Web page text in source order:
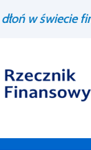
w świecie